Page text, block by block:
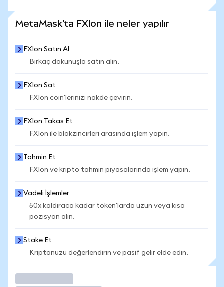
MetaMask'ta FXIon ile neler yapılır
FXIon Satın Al
Birkaç dokunuşla satın alın.
FXIon Sat
FXIon coin'lerinizi nakde çevirin.
FXIon Takas Et
FXIon ile blokzincirleri arasında işlem yapın.
Tahmin Et
FXIon ve kripto tahmin piyasalarında işlem yapın.
Vadeli İşlemler
50x kaldıraca kadar token'larda uzun veya kısa
pozisyon alın.
Stake Et
Kriptonuzu değerlendirin ve pasif gelir elde edin.